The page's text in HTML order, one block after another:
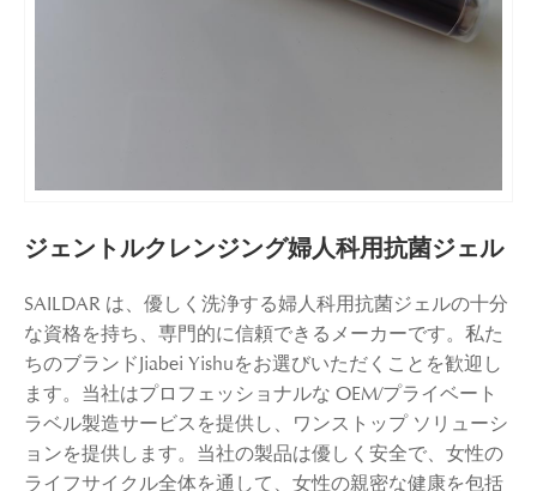
ジェントルクレンジング婦人科用抗菌ジェル
SAILDAR は、優しく洗浄する婦人科用抗菌ジェルの十分
な資格を持ち、専門的に信頼できるメーカーです。私た
ちのブランドJiabei Yishuをお選びいただくことを歓迎し
ます。当社はプロフェッショナルな OEM/プライベート
ラベル製造サービスを提供し、ワンストップ ソリューシ
ョンを提供します。当社の製品は優しく安全で、女性の
ライフサイクル全体を通して、女性の親密な健康を包括